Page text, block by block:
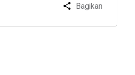
Bagikan